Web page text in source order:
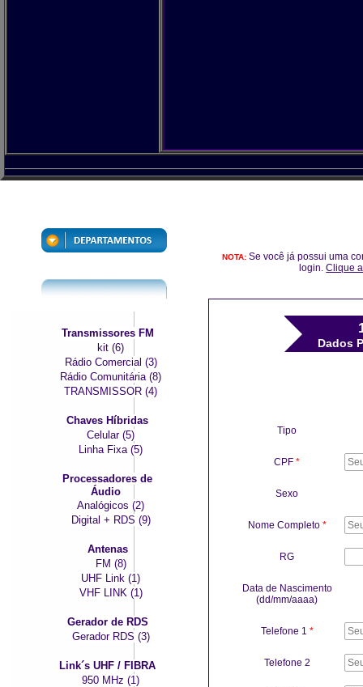
Transmissores FM
kit (6)
Rádio Comercial (3)
Rádio Comunitária (8)
TRANSMISSOR (4)
Chaves Híbridas
Celular (5)
Linha Fixa (5)
Processadores de
Áudio
Analógicos (2)
Digital + RDS (9)
Antenas
FM (8)
UHF Link (1)
VHF LINK (1)
Gerador de RDS
Gerador RDS (3)
Link´s UHF / FIBRA
950 MHz (1)
NOTA:Se você já possui uma
login.Clique
Dados
Tipo
CPF *
Sexo
Nome Completo *
RG
Data de Nascimento
(dd/mm/aaaa)
Telefone 1 *
Telefone 2